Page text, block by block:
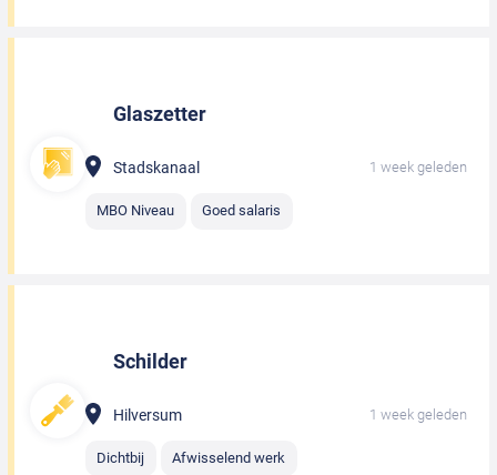
Glaszetter
Stadskanaal 1 week geleden
MBO Niveau Goed salaris
Schilder
Hilversum 1 week geleden
Dichtbij Afwisselend werk